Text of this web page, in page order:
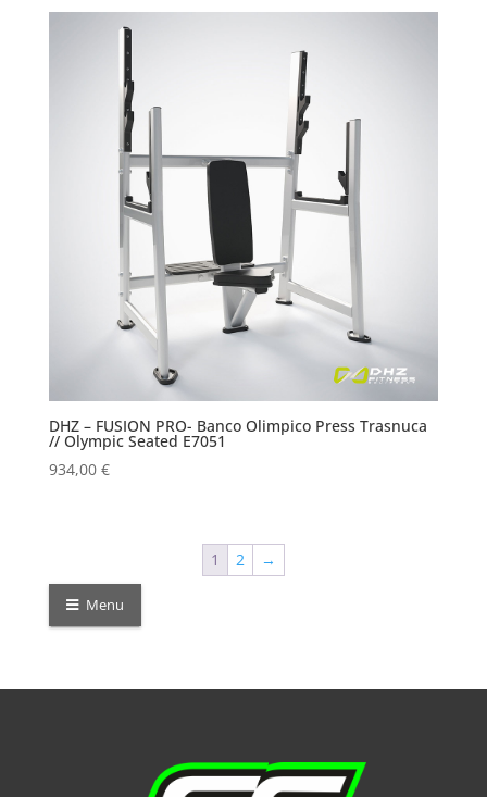
DHZ – FUSION PRO- Banco Olimpico Press Trasnuca
// Olympic Seated E7051
934,00 €
1 2 →
Menu